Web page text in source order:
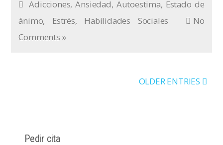
Adicciones,Ansiedad, Autoestima, Estado de
ánimo, Estrés, Habilidades Sociales
No
Comments »
OLDER ENTRIES
Pedir cita